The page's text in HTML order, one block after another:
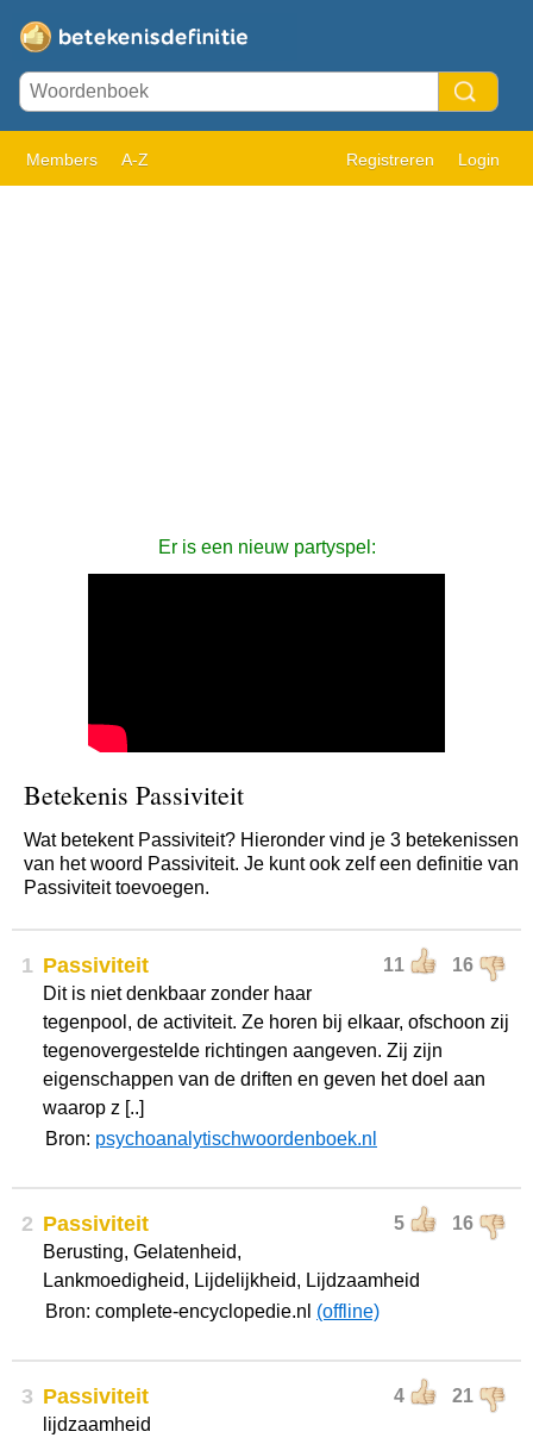
Members A-Z Registreren Login
Er is een nieuw partyspel:
Betekenis Passiviteit
Wat betekent Passiviteit? Hieronder vind je 3 betekenissen
van het woord Passiviteit. Je kunt ook zelf een definitie van
Passiviteit toevoegen.
1 11 16
Passiviteit
Dit is niet denkbaar zonder haar
tegenpool, de activiteit. Ze horen bij elkaar, ofschoon zij
tegenovergestelde richtingen aangeven. Zij zijn
eigenschappen van de driften en geven het doel aan
waarop z [..]
Bron: psychoanalytischwoordenboek.nl
2 5 16
Passiviteit
Berusting, Gelatenheid,
Lankmoedigheid, Lijdelijkheid, Lijdzaamheid
Bron: complete-encyclopedie.nl (offline)
3 4 21
Passiviteit
lijdzaamheid